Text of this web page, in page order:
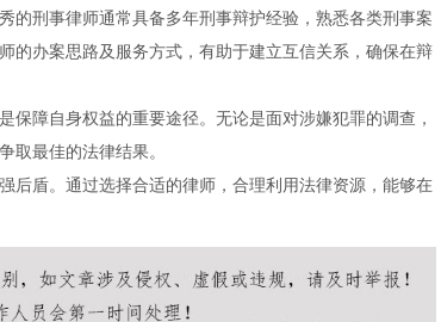
的刑事律师通常具备多年刑事辩护经验，熟悉各类刑事案
的办案思路及服务方式，有助于建立互信关系，确保在辩
障自身权益的重要途径。无论是面对涉嫌犯罪的调查，
取最佳的法律结果。
后盾。通过选择合适的律师，合理利用法律资源，能够在